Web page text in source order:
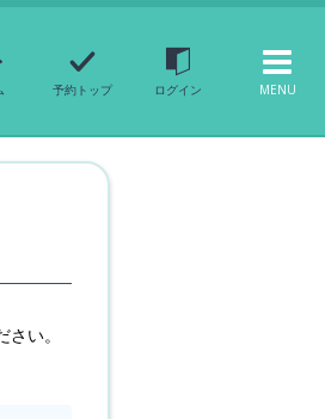
予約トップ ログイン MENU
い。